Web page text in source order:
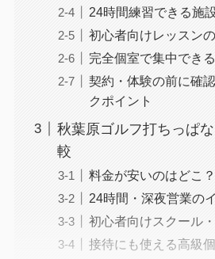
24時間練習できる施
初心者向けレッスン
完全個室で集中でき
契約・体験の前に確
クポイント
秋葉原ゴルフ打ちっぱ
較
料金が安いのはどこ
24時間・深夜営業の
初心者向けスクール
接待にも使える高級